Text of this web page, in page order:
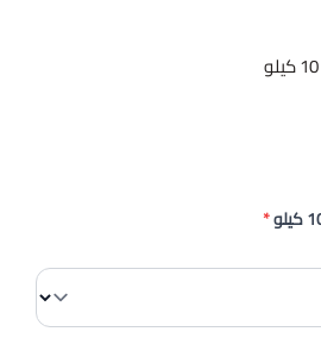
*